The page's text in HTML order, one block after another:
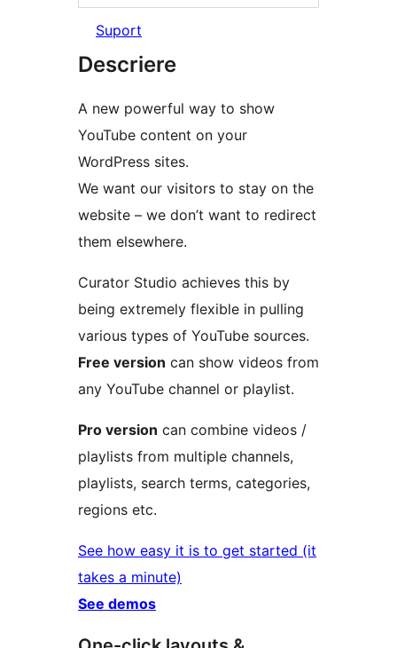
Suport
Descriere
A new powerful way to show
YouTube content on your
WordPress sites.
We want our visitors to stay on the
website – we don’t want to redirect
them elsewhere.
Curator Studio achieves this by
being extremely flexible in pulling
various types of YouTube sources.
Free version can show videos from
any YouTube channel or playlist.
Pro version can combine videos /
playlists from multiple channels,
playlists, search terms, categories,
regions etc.
See how easy it is to get started (it
takes a minute)
See demos